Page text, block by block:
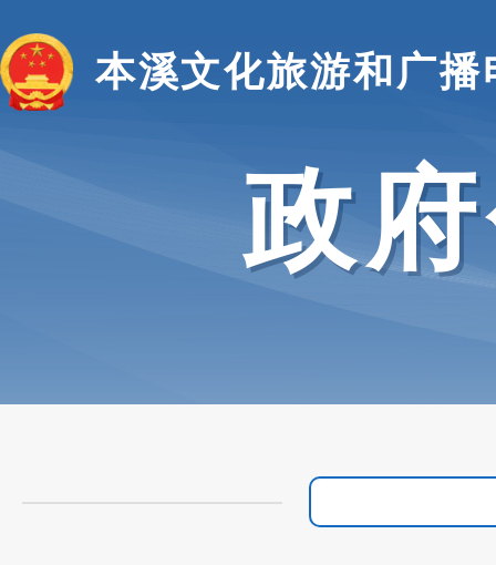
本溪文化旅游和广播
政